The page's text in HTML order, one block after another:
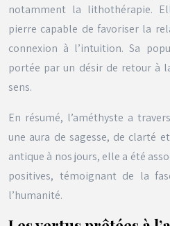
notamment la lithothérapie.
pierre capable de favoriser la
connexion à l’intuition. Sa
portée par un désir de retour à
sens.
En résumé, l’améthyste a
une aura de sagesse, de clarté
antique à nos jours, elle a été
positives, témoignant de la
l’humanité.